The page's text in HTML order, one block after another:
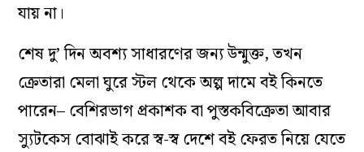
যায় না।
শেষ দু’ দিন অবশ্য সাধারণের জন্য উন্মুক্ত, তখন
ক্রেতারা মেলা ঘুরে স্টল থেকে অল্প দামে বই কিনতে
পারেন– বেশিরভাগ প্রকাশক বা পুস্তকবিক্রেতা আবার
স্যুটকেস বোঝাই করে স্ব-স্ব দেশে বই ফেরত নিয়ে যেতে